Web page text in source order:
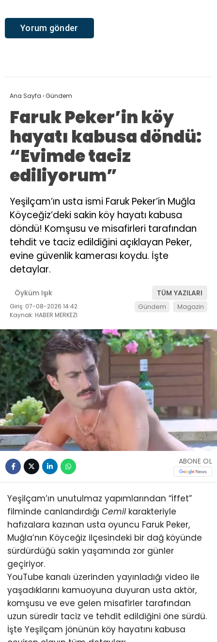
Ana Sayfa ›Gündem
Faruk Peker’in köy
hayatı kabusa döndü:
“Evimde taciz
ediliyorum”
Yeşilçam’ın usta ismi Faruk Peker’in Muğla
Köyceğiz’deki sakin köy hayatı kabusa
döndü! Komşusu ve misafirleri tarafından
tehdit ve taciz edildiğini açıklayan Peker,
evine güvenlik kamerası koydu. İşte
detaylar.
Öyküm Işık TÜM YAZILARI
Giriş: 07-08-2026 14:42
Kaynak: HABER MERKEZI
Gündem Magazin
ABONE OL
Yeşilçam’ın unutulmaz yapımlarından “İffet”
filminde canlandırdığı Cemilkarakteriyle
hafızalara kazınan usta oyuncu Faruk Peker,
Muğla’nın Köyceğiz ilçesindeki bir dağ köyünde
sürdürdüğü sakin yaşamında zor günler
geçiriyor.
YouTube kanalı üzerinden yayınladığı video ile
yaşadıklarını kamuoyuna duyuran usta aktör,
komşusu ve eve gelen misafirler tarafından
uzun süredir taciz ve tehdit edildiğini öne sürdü.
İşte Yeşilçam jönünün köy hayatını kabusa